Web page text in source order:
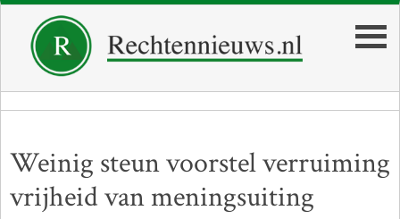
Weinig steun voorstel verruiming
vrijheid van meningsuiting